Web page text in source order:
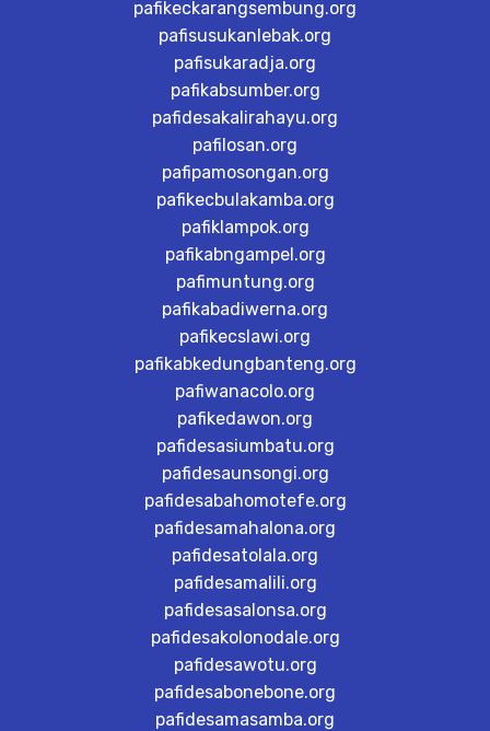
pafikeckarangsembung.org
pafisusukanlebak.org
pafisukaradja.org
pafikabsumber.org
pafidesakalirahayu.org
pafilosan.org
pafipamosongan.org
pafikecbulakamba.org
pafiklampok.org
pafikabngampel.org
pafimuntung.org
pafikabadiwerna.org
pafikecslawi.org
pafikabkedungbanteng.org
pafiwanacolo.org
pafikedawon.org
pafidesasiumbatu.org
pafidesaunsongi.org
pafidesabahomotefe.org
pafidesamahalona.org
pafidesatolala.org
pafidesamalili.org
pafidesasalonsa.org
pafidesakolonodale.org
pafidesawotu.org
pafidesabonebone.org
pafidesamasamba.org